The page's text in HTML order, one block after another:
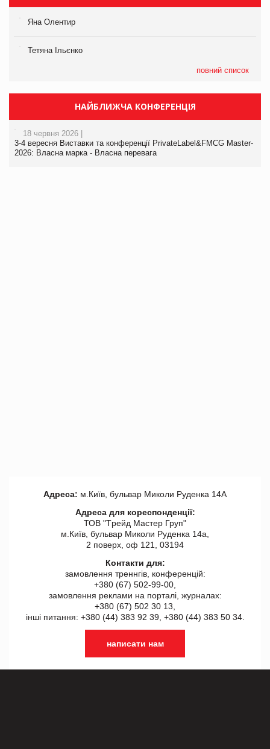
Яна Олентир
Тетяна Ільєнко
повний список
НАЙБЛИЖЧА КОНФЕРЕНЦІЯ
18 червня 2026 |
3-4 вересня Виставки та конференції PrivateLabel&FMCG Master-
2026: Власна марка - Власна перевага
Адреса: м.Київ, бульвар Миколи Руденка 14А
Адреса для кореспонденції:
ТОВ "Tрейд Мастер Груп"
м.Київ, бульвар Миколи Руденка 14а,
2 поверх, оф 121, 03194
Контакти для:
замовлення треннгів, конференцій:
+380 (67) 502-99-00,
замовлення реклами на порталі, журналах:
+380 (67) 502 30 13,
інші питання: +380 (44) 383 92 39, +380 (44) 383 50 34.
написати нам